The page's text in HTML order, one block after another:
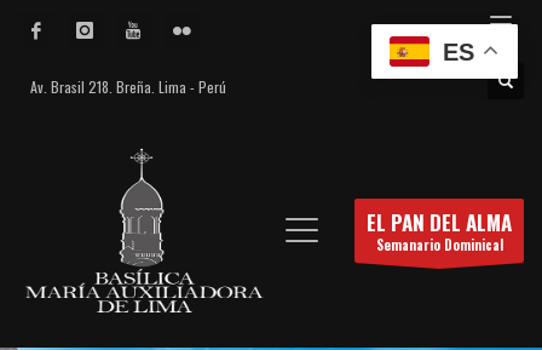
Av. Brasil 218. Breña. Lima - Perú
EL PAN DEL ALMA
Semanario Dominical
ES